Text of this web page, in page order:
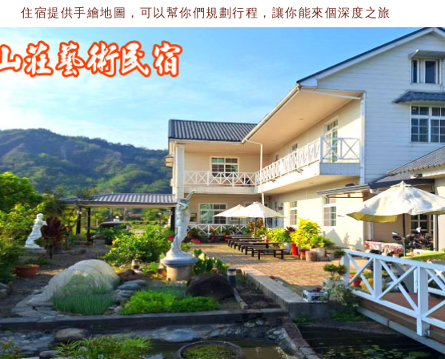
住宿提供手繪地圖，可以幫你們規劃行程，讓你能來個深度之旅